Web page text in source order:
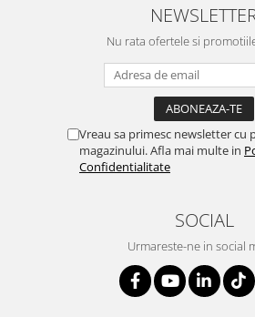
Nu rata ofertele si
Vreau sa primesc newsletter cu
magazinului. Afla mai multe in
Confidentialitate
SOCIAL
Urmareste-ne in social